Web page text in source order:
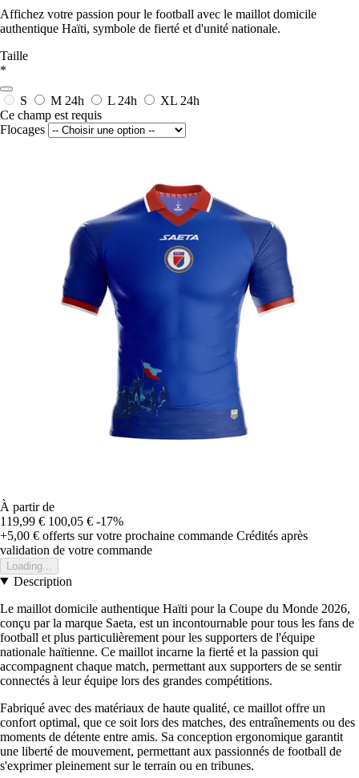
Affichez votre passion pour le football avec le maillot domicile
authentique Haïti, symbole de fierté et d'unité nationale.
Taille
*
S M 24h L 24h XL 24h
Ce champ est requis
Flocages
À partir de
119,99 € 100,05 € -17%
+5,00 € offerts sur votre prochaine commande Crédités après
validation de votre commande
Loading...
Description
Le maillot domicile authentique Haïti pour la Coupe du Monde 2026,
conçu par la marque Saeta, est un incontournable pour tous les fans de
football et plus particulièrement pour les supporters de l'équipe
nationale haïtienne. Ce maillot incarne la fierté et la passion qui
accompagnent chaque match, permettant aux supporters de se sentir
connectés à leur équipe lors des grandes compétitions.
Fabriqué avec des matériaux de haute qualité, ce maillot offre un
confort optimal, que ce soit lors des matches, des entraînements ou des
moments de détente entre amis. Sa conception ergonomique garantit
une liberté de mouvement, permettant aux passionnés de football de
s'exprimer pleinement sur le terrain ou en tribunes.